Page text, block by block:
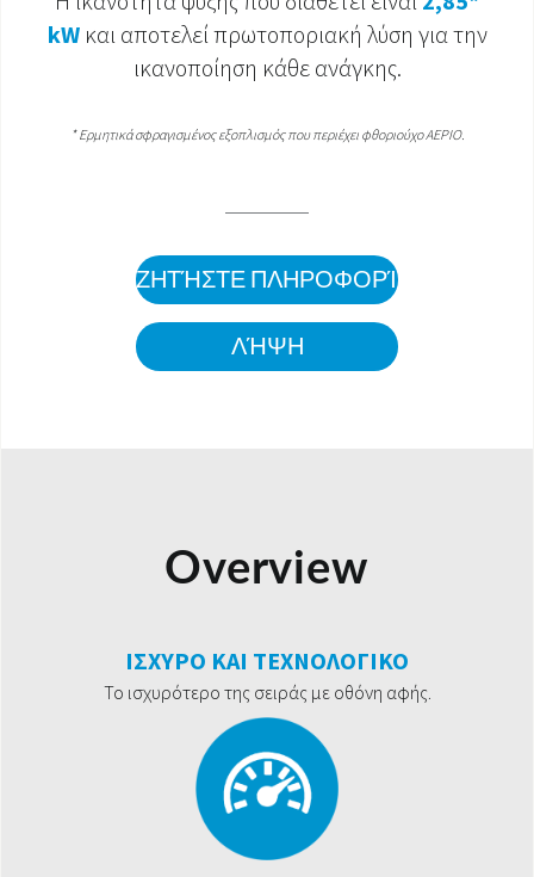
ΈΓΓΡΑΦΑ ΠΡΟΪΌΝΤΩΝ
kWκαι αποτελεί πρωτοποριακή λύση για την
ικανοποίηση κάθε ανάγκης.
*Ερμητικά σφραγισμένος εξοπλισμός που περιέχει φθοριούχο ΑΕΡΙΟ.
ΖΗΤΉΣΤΕ ΠΛΗΡΟΦΟΡΊΕΣ
ΛΉΨΗ
Overview
ΙΣΧΥΡΟ ΚΑΙ ΤΕΧΝΟΛΟΓΙΚΟ
Το ισχυρότερο της σειράς με οθόνη αφής.